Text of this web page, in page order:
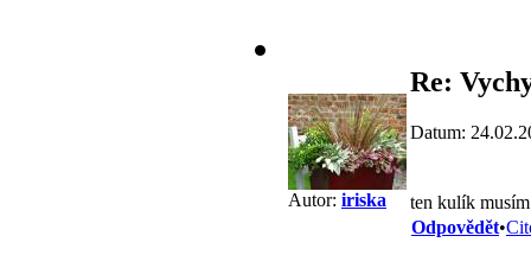
Autor: iriska
Re:
Datum:
ten kulík
Odpovědět•